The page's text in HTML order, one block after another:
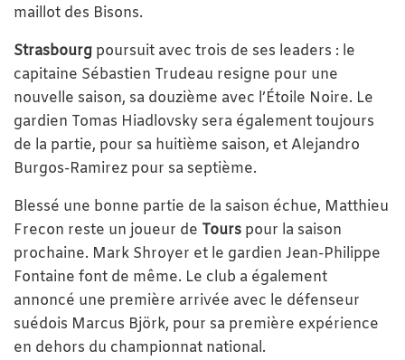
maillot des Bisons.
Strasbourg poursuit avec trois de ses leaders : le
capitaine Sébastien Trudeau resigne pour une
nouvelle saison, sa douzième avec l’Étoile Noire. Le
gardien Tomas Hiadlovsky sera également toujours
de la partie, pour sa huitième saison, et Alejandro
Burgos-Ramirez pour sa septième.
Blessé une bonne partie de la saison échue, Matthieu
Frecon reste un joueur de Tours pour la saison
prochaine. Mark Shroyer et le gardien Jean-Philippe
Fontaine font de même. Le club a également
annoncé une première arrivée avec le défenseur
suédois Marcus Björk, pour sa première expérience
en dehors du championnat national.